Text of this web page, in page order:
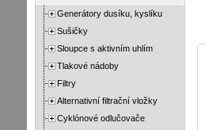
Generátory dusíku, kyslíku
Sušičky
Sloupce s aktivním uhlím
Tlakové nádoby
Filtry
Alternativní filtrační vložky
Cyklónové odlučovače